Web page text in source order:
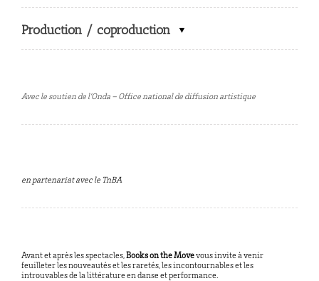
Production / coproduction
Avec le soutien de l’Onda – Office national de diffusion artistique
en partenariat avec le TnBA
Avant et après les spectacles,Books on the Movevous invite à venir
feuilleter les nouveautés et les raretés, les incontournables et les
introuvables de la littérature en danse et performance.